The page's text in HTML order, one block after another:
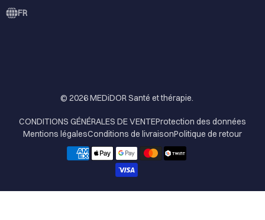
FR
© 2026MEDiDOR Santé et thérapie.
CONDITIONS GÉNÉRALES DE VENTEProtection des données
Mentions légalesConditions de livraisonPolitique de retour